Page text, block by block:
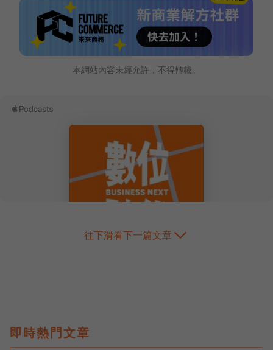
本網站內容未經允許，不得轉載。
往下滑看下一篇文章
即時熱門文章